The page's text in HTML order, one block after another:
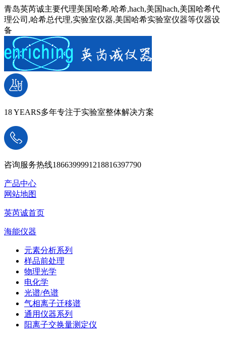
青岛英芮诚主要代理美国哈希,哈希,hach,美国hach,美国哈希代
理公司,哈希总代理,实验室仪器,美国哈希实验室仪器等仪器设
备
18 YEARS多年专注于实验室整体解决方案
咨询服务热线1866399991218816397790
产品中心
网站地图
英芮诚首页
海能仪器
元素分析系列
样品前处理
物理光学
电化学
光谱/色谱
气相离子迁移谱
通用仪器系列
阳离子交换量测定仪